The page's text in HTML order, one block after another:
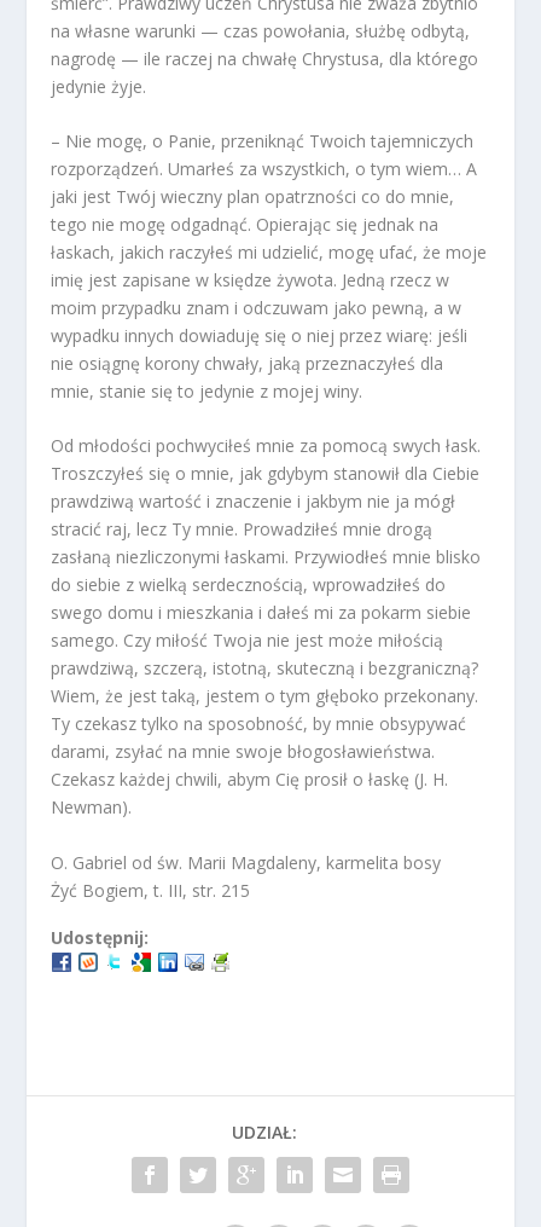
na własne warunki — czas powołania, służbę odbytą,
nagrodę — ile raczej na chwałę Chrystusa, dla którego
jedynie żyje.
– Nie mogę, o Panie, przeniknąć Twoich tajemniczych
rozporządzeń. Umarłeś za wszystkich, o tym wiem… A
jaki jest Twój wieczny plan opatrzności co do mnie,
tego nie mogę odgadnąć. Opierając się jednak na
łaskach, jakich raczyłeś mi udzielić, mogę ufać, że moje
imię jest zapisane w księdze żywota. Jedną rzecz w
moim przypadku znam i odczuwam jako pewną, a w
wypadku innych dowiaduję się o niej przez wiarę: jeśli
nie osiągnę korony chwały, jaką przeznaczyłeś dla
mnie, stanie się to jedynie z mojej winy.
Od młodości pochwyciłeś mnie za pomocą swych łask.
Troszczyłeś się o mnie, jak gdybym stanowił dla Ciebie
prawdziwą wartość i znaczenie i jakbym nie ja mógł
stracić raj, lecz Ty mnie. Prowadziłeś mnie drogą
zasłaną niezliczonymi łaskami. Przywiodłeś mnie blisko
do siebie z wielką serdecznością, wprowadziłeś do
swego domu i mieszkania i dałeś mi za pokarm siebie
samego. Czy miłość Twoja nie jest może miłością
prawdziwą, szczerą, istotną, skuteczną i bezgraniczną?
Wiem, że jest taką, jestem o tym głęboko przekonany.
Ty czekasz tylko na sposobność, by mnie obsypywać
darami, zsyłać na mnie swoje błogosławieństwa.
Czekasz każdej chwili, abym Cię prosił o łaskę (J. H.
Newman).
O. Gabriel od św. Marii Magdaleny, karmelita bosy
Żyć Bogiem, t. III, str. 215
Udostępnij:
UDZIAŁ: